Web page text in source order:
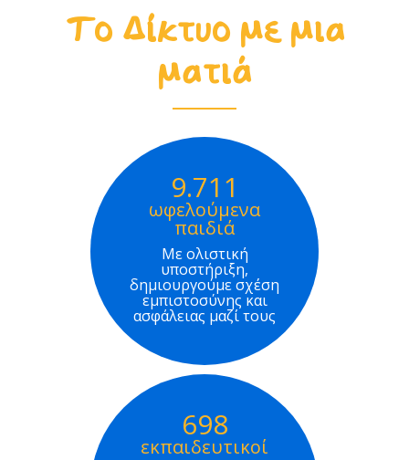
Το Δίκτυο με μια
ματιά
9.711
ωφελούμενα
παιδιά
Με ολιστική
υποστήριξη,
δημιουργούμε σχέση
εμπιστοσύνης και
ασφάλειας μαζί τους
698
εκπαιδευτικοί